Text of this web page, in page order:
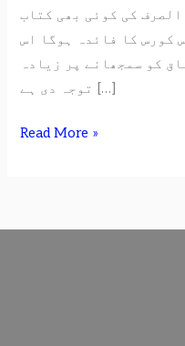
کی کوئی بھی کتاب
کورس کا فائدہ ہوگا اس
کو سمجھانے پر زیادہ
توجہ دی ہے […]
Read More »